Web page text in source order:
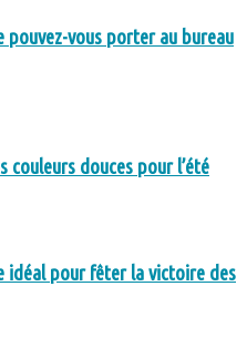
pouvez-vous porter au bureau
couleurs douces pour l’été
idéal pour fêter la victoire des